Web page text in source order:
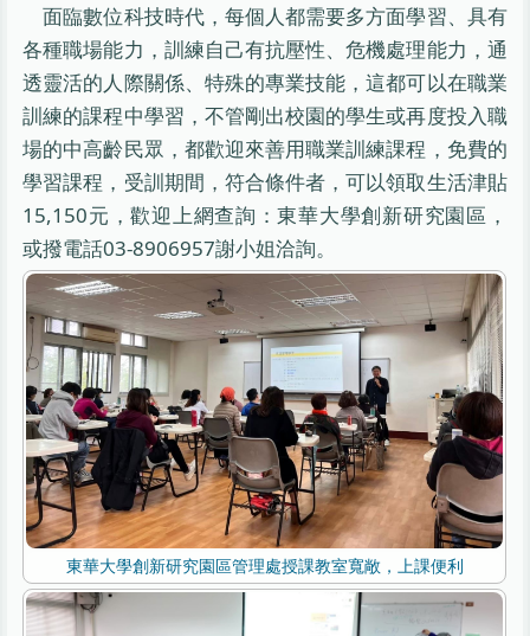
面臨數位科技時代，每個人都需要多方面學習、具有
各種職場能力，訓練自己有抗壓性、危機處理能力，通
透靈活的人際關係、特殊的專業技能，這都可以在職業
訓練的課程中學習，不管剛出校園的學生或再度投入職
場的中高齡民眾，都歡迎來善用職業訓練課程，免費的
學習課程，受訓期間，符合條件者，可以領取生活津貼
15,150元，歡迎上網查詢：東華大學創新研究園區，
或撥電話03-8906957謝小姐洽詢。
東華大學創新研究園區管理處授課教室寬敞，上課便利